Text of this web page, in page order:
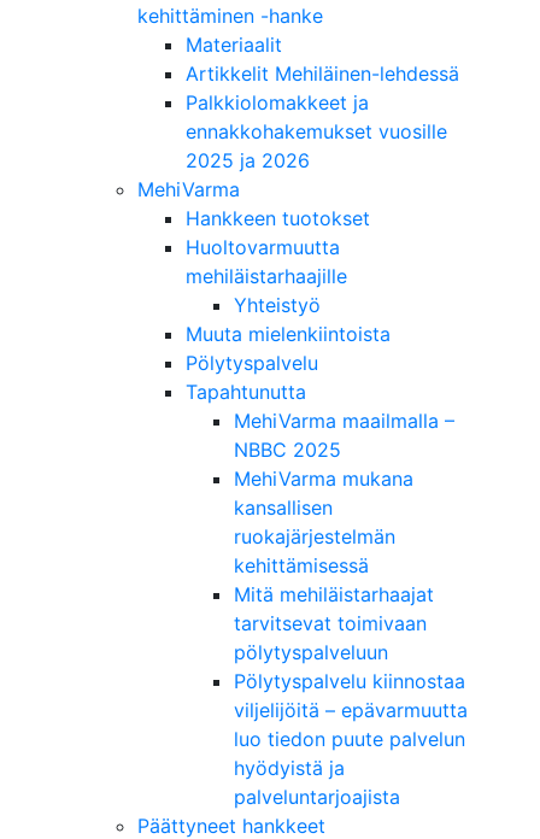
kehittäminen -hanke
Materiaalit
Artikkelit Mehiläinen-lehdessä
Palkkiolomakkeet ja
ennakkohakemukset vuosille
2025 ja 2026
MehiVarma
Hankkeen tuotokset
Huoltovarmuutta
mehiläistarhaajille
Yhteistyö
Muuta mielenkiintoista
Pölytyspalvelu
Tapahtunutta
MehiVarma maailmalla –
NBBC 2025
MehiVarma mukana
kansallisen
ruokajärjestelmän
kehittämisessä
Mitä mehiläistarhaajat
tarvitsevat toimivaan
pölytyspalveluun
Pölytyspalvelu kiinnostaa
viljelijöitä – epävarmuutta
luo tiedon puute palvelun
hyödyistä ja
palveluntarjoajista
Päättyneet hankkeet